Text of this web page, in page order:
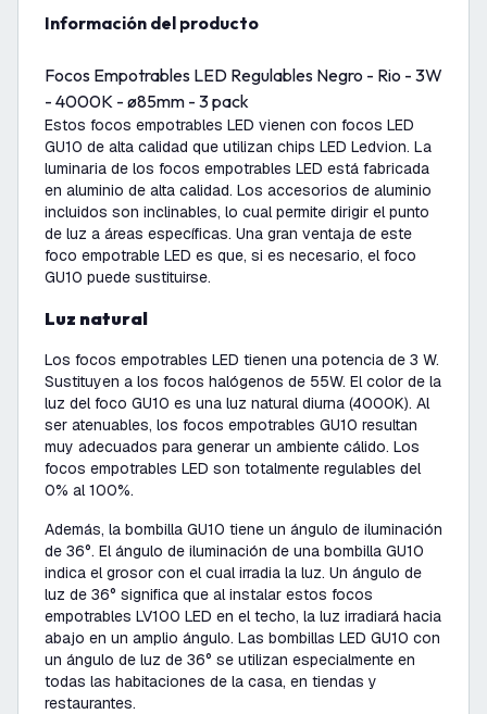
información del producto
Focos Empotrables LED Regulables Negro - Rio - 3W
- 4000K - ø85mm - 3 pack
Estos focos empotrables LED vienen con focos LED
GU10 de alta calidad que utilizan chips LED Ledvion. La
luminaria de los focos empotrables LED está fabricada
en aluminio de alta calidad. Los accesorios de aluminio
incluidos son inclinables, lo cual permite dirigir el punto
de luz a áreas específicas. Una gran ventaja de este
foco empotrable LED es que, si es necesario, el foco
GU10 puede sustituirse.
Luz natural
Los focos empotrables LED tienen una potencia de 3 W.
Sustituyen a los focos halógenos de 55W. El color de la
luz del foco GU10 es una luz natural diurna (4000K). Al
ser atenuables, los focos empotrables GU10 resultan
muy adecuados para generar un ambiente cálido. Los
focos empotrables LED son totalmente regulables del
0% al 100%.
Además, la bombilla GU10 tiene un ángulo de iluminación
de 36°. El ángulo de iluminación de una bombilla GU10
indica el grosor con el cual irradia la luz. Un ángulo de
luz de 36° significa que al instalar estos focos
empotrables LV100 LED en el techo, la luz irradiará hacia
abajo en un amplio ángulo. Las bombillas LED GU10 con
un ángulo de luz de 36° se utilizan especialmente en
todas las habitaciones de la casa, en tiendas y
restaurantes.